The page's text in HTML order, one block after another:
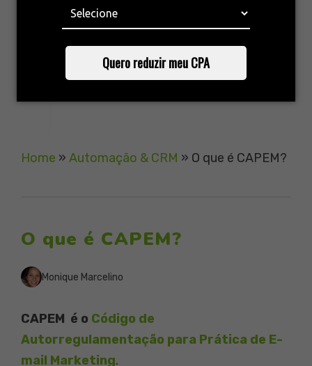
Quero reduzir meu CPA
Home » Automação & CRM » O que é CAPEM?
O que é CAPEM?
Monique Marcelino
CAPEM é o Código de
Autorregulamentação para Prática de E-
mail Marketing.